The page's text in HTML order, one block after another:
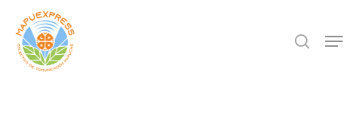
Skip
main
search
Close